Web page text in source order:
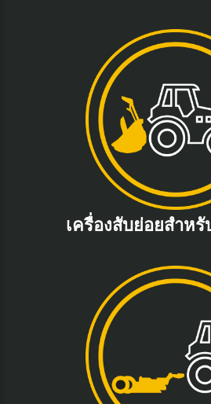
เครื่องสับย่อยสำห